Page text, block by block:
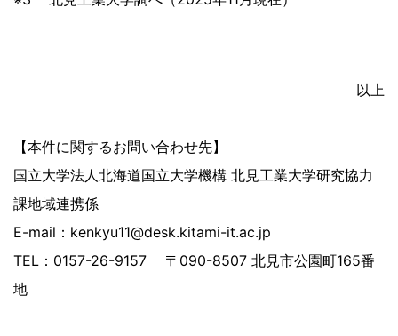
以上
【本件に関するお問い合わせ先】
国立大学法人北海道国立大学機構 北見工業大学研究協力
課地域連携係
E-mail：kenkyu11@desk.kitami-it.ac.jp
TEL：0157-26-9157 〒090-8507 北見市公園町165番
地